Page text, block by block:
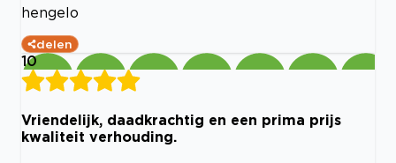
hengelo
delen
10
Vriendelijk, daadkrachtig en een prima prijs
kwaliteit verhouding.